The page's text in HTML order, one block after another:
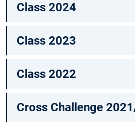
Class 2024
Class 2023
Class 2022
Cross Challenge